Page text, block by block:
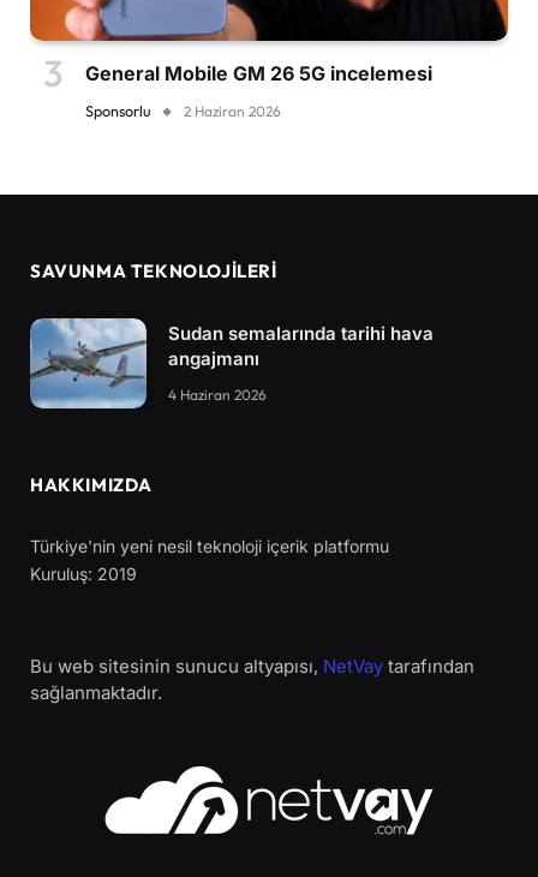
General Mobile GM 26 5G incelemesi
Sponsorlu 2 Haziran 2026
SAVUNMA TEKNOLOJİLERİ
Sudan semalarında tarihi hava
angajmanı
4 Haziran 2026
HAKKIMIZDA
Türkiye'nin yeni nesil teknoloji içerik platformu
Kuruluş: 2019
Bu web sitesinin sunucu altyapısı, NetVay tarafından
sağlanmaktadır.